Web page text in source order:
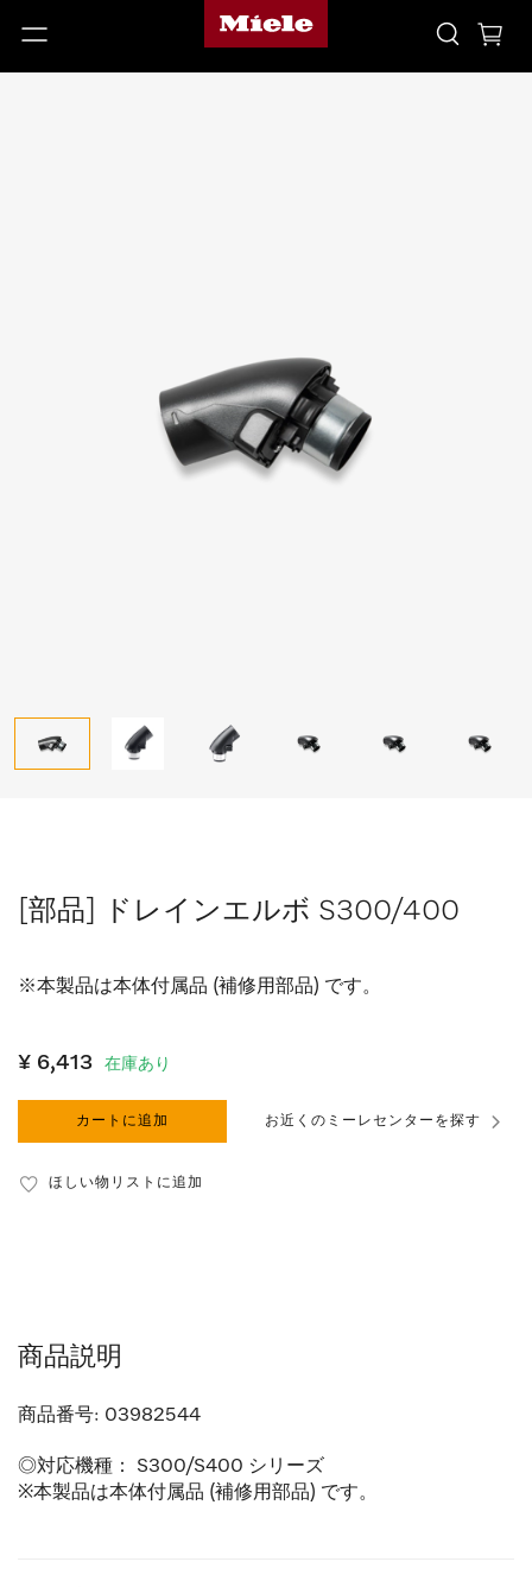
[部品] ドレインエルボ S300/400
※本製品は本体付属品 (補修用部品) です。
¥ 6,413 在庫あり
カートに追加 お近くのミーレセンターを探す
ほしい物リストに追加
商品説明
商品番号: 03982544
◎対応機種： S300/S400 シリーズ
※本製品は本体付属品 (補修用部品) です。